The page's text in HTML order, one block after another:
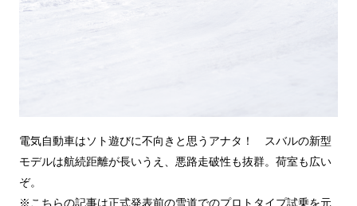
電気自動車はソト遊びに不向きと思うアナタ！ スバルの新型
モデルは航続距離が長いうえ、悪路走破性も抜群。荷室も広い
ぞ。
※こちらの記事は正式発表前の雪道でのプロトタイプ試乗を元